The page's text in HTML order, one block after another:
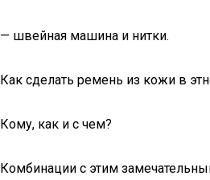
— швейная машина и нитки.
Как сделать ремень из кожи в
Кому, как и с чем?
Комбинации с этим